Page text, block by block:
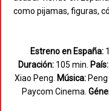
como pijamas, figuras,
Estreno en España:
Duración:105 min. País:
Xiao Peng. Música:Peng
Paycom Cinema.